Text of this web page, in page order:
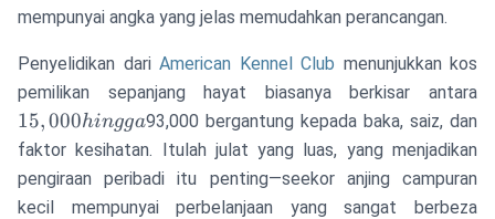
mempunyai angka yang jelas memudahkan perancangan.
Penyelidikan dari American Kennel Club menunjukkan kos
pemilikan sepanjang hayat biasanya berkisar antara
15,000hingga93,000 bergantung kepada baka, saiz, dan
faktor kesihatan. Itulah julat yang luas, yang menjadikan
pengiraan peribadi itu penting—seekor anjing campuran
kecil mempunyai perbelanjaan yang sangat berbeza